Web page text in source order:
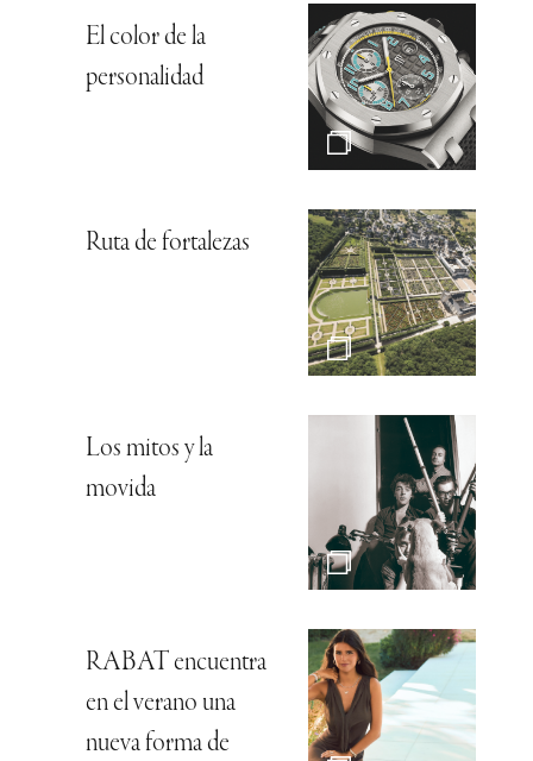
El color de la
personalidad
Ruta de fortalezas
Los mitos y la
movida
RABAT encuentra
en el verano una
nueva forma de